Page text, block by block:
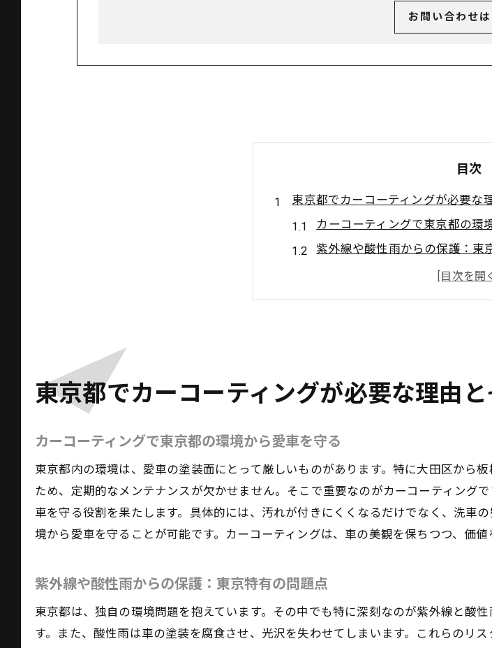
お問い合わせ
目次
東京都でカーコーティングが必要な
カーコーティングで東京都の環
紫外線や酸性雨からの保護：東
コーティングの種類とその効果
耐久性を高めるためのカーコー
大田区の評判の良いカーコーテ
料金を比較する際の注意点
お客様の口コミから見るショッ
アフターケアサービスの重要性
大田区でのカーコーティングシ
板橋区でおすすめのカーコーティン
提供されるサービスの詳細
特殊コーティング技術の有無
板橋区での予約方法と流れ
東京都でカーコーティングが必要な理由
カーコーティングで東京都の環境から愛車を守る
東京都内の環境は、愛車の塗装面にとって厳しいものがあります。特に大田区から
ため、定期的なメンテナンスが欠かせません。そこで重要なのがカーコーティング
車を守る役割を果たします。具体的には、汚れが付きにくくなるだけでなく、洗車
境から愛車を守ることが可能です。カーコーティングは、車の美観を保ちつつ、価値
紫外線や酸性雨からの保護：東京特有の問題点
東京都は、独自の環境問題を抱えています。その中でも特に深刻なのが紫外線と酸
す。また、酸性雨は車の塗装を腐食させ、光沢を失わせてしまいます。これらのリ